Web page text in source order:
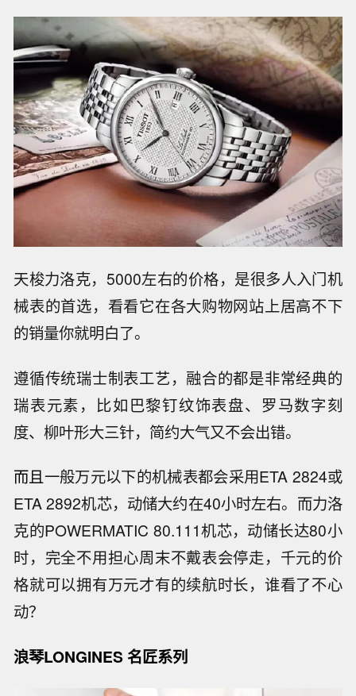
天梭力洛克，5000左右的价格，是很多人入门机
械表的首选，看看它在各大购物网站上居高不下
的销量你就明白了。
遵循传统瑞士制表工艺，融合的都是非常经典的
瑞表元素，比如巴黎钉纹饰表盘、罗马数字刻
度、柳叶形大三针，简约大气又不会出错。
而且一般万元以下的机械表都会采用ETA 2824或
ETA 2892机芯，动储大约在40小时左右。而力洛
克的POWERMATIC 80.111机芯，动储长达80小
时，完全不用担心周末不戴表会停走，千元的价
格就可以拥有万元才有的续航时长，谁看了不心
动？
浪琴LONGINES 名匠系列